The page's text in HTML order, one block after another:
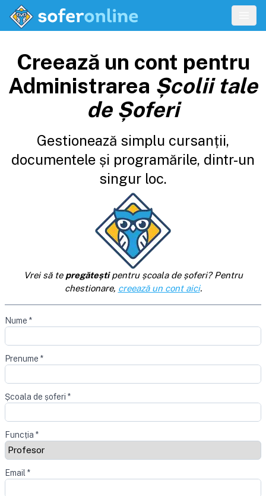
Creează un cont pentru
Administrarea Școlii tale
de Șoferi
Gestionează simplu cursanții,
documentele și programările, dintr-un
singur loc.
Vrei să te pregăteștipentru școala de șoferi? Pentru
chestionare, creează un cont aici.
Nume *
Prenume *
Școala de șoferi *
Funcția *
Email *